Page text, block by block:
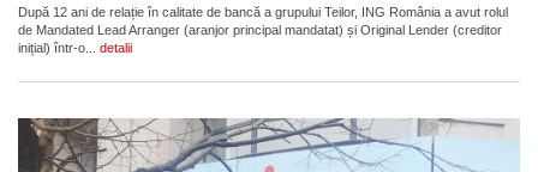
După 12 ani de relație în calitate de bancă a grupului Teilor, ING România a avut rolul
de Mandated Lead Arranger (aranjor principal mandatat) și Original Lender (creditor
inițial) într-o... detalii